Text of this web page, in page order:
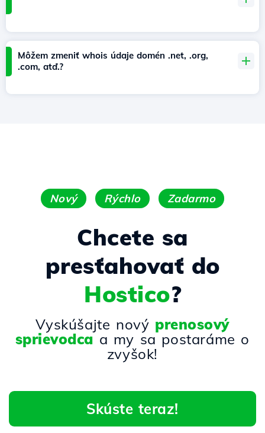
Môžem zmeniť whois údaje domén .net, .org,
.com, atď.?
Nový Rýchlo Zadarmo
Chcete sa
presťahovať do
Hostico?
Vyskúšajte nový prenosový
sprievodca a my sa postaráme o
zvyšok!
Skúste teraz!